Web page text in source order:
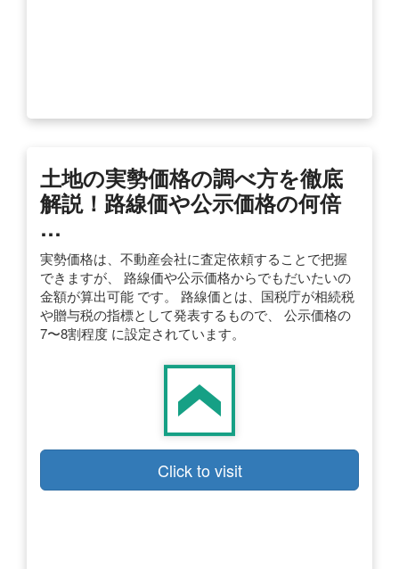
土地の実勢価格の調べ方を徹底
解説！路線価や公示価格の何倍
…
実勢価格は、不動産会社に査定依頼することで把握
できますが、 路線価や公示価格からでもだいたいの
金額が算出可能 です。 路線価とは、国税庁が相続税
や贈与税の指標として発表するもので、 公示価格の
7〜8割程度 に設定されています。
Click to visit